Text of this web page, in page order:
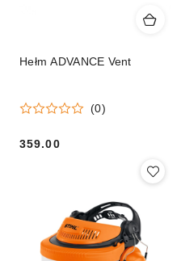
Hełm ADVANCE Vent
(0)
359.00